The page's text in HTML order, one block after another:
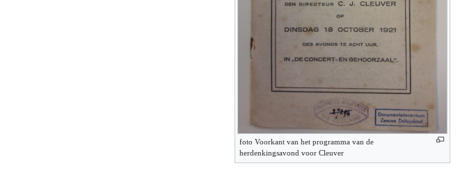
foto Voorkant van het programma van de
herdenkingsavond voor Cleuver